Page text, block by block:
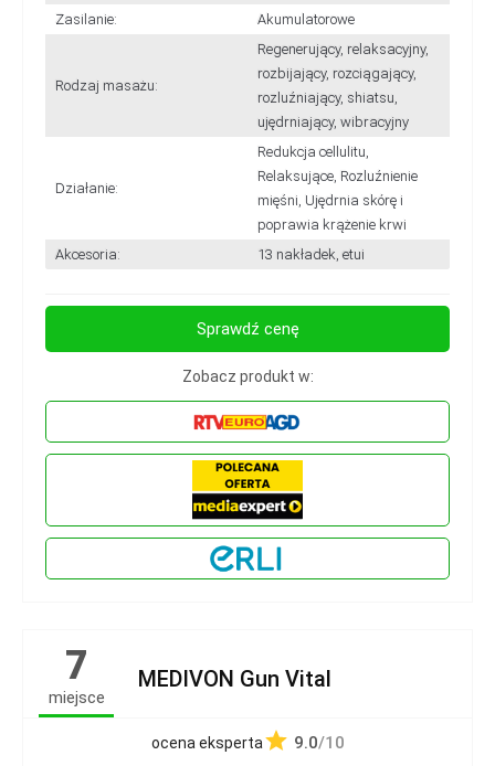
Zasilanie: Akumulatorowe
Rodzaj masażu:
Regenerujący, relaksacyjny,
rozbijający, rozciągający,
rozluźniający, shiatsu,
ujędrniający, wibracyjny
Działanie:
Redukcja cellulitu,
Relaksujące, Rozluźnienie
mięśni, Ujędrnia skórę i
poprawia krążenie krwi
Akcesoria:
13 nakładek, etui
Sprawdź cenę
Zobacz produkt w:
7
miejsce
MEDIVON Gun Vital
ocena eksperta 9.0/10